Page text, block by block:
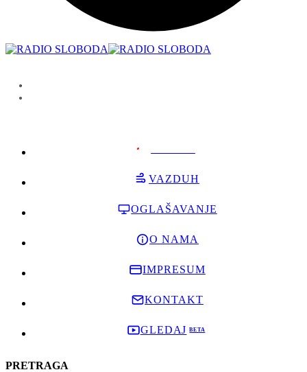
VAZDUH
OGLAŠAVANJE
O NAMA
IMPRESUM
KONTAKT
GLEDAJ
PRETRAGA